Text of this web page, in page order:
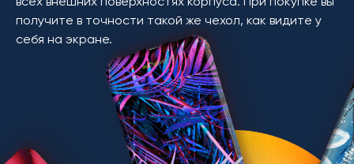
получите в точности такой же чехол, как видите у
себя на экране.